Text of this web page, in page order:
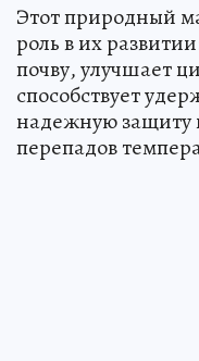
Этот природный
роль в их
почву, улучшает
способствует
надежную защиту
перепадов